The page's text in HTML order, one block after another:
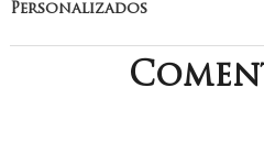
Personalizados